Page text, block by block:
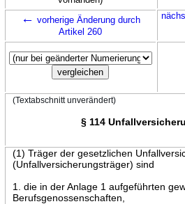
← vorherige Änderung durch
Artikel 260
(Textabschnitt unverändert)
§ 114
(1) Träger der gesetzlichen
(Unfallversicherungsträger) sind
1. die in der Anlage 1 aufgeführten
Berufsgenossenschaften,